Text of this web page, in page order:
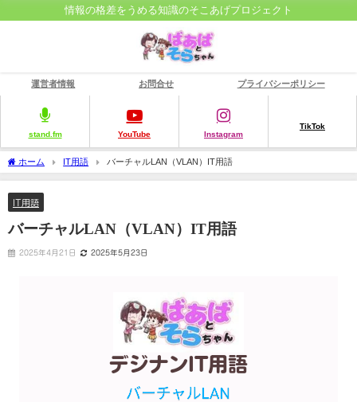
情報の格差をうめる知識のそこあげプロジェクト
運営者情報 お問合せ プライバシーポリシー
stand.fm YouTube Instagram
TikTok
ホーム IT用語 バーチャルLAN（VLAN）IT用語
IT用語
バーチャルLAN（VLAN）IT用語
2025年4月21日 2025年5月23日